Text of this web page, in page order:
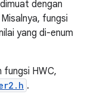
dengan
Misalnya, fungsi
yang di-enum
HWC,
.